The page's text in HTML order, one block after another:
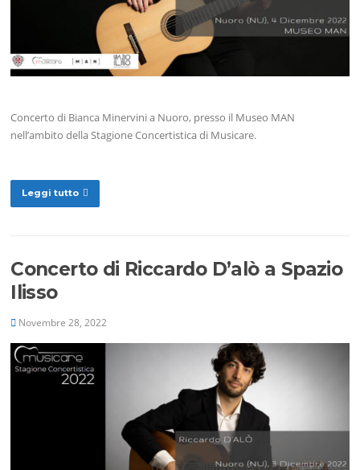
Concerto di Bianca Minervini a Nuoro, presso il Museo MAN
nell’ambito della Stagione Concertistica di Musicare.
Leggi tutto
Concerto di Riccardo D’alò a Spazio
Ilisso
Novembre 28, 2022